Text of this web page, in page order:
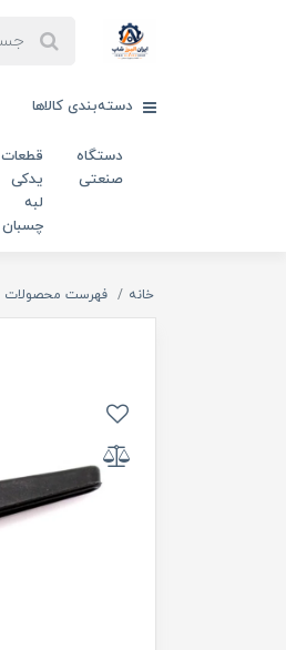
دسته‌بندی کالاها
دستگاه
صنعتی
قطعات
یدکی
لبه
چسبان
خانه فهرست محصولات